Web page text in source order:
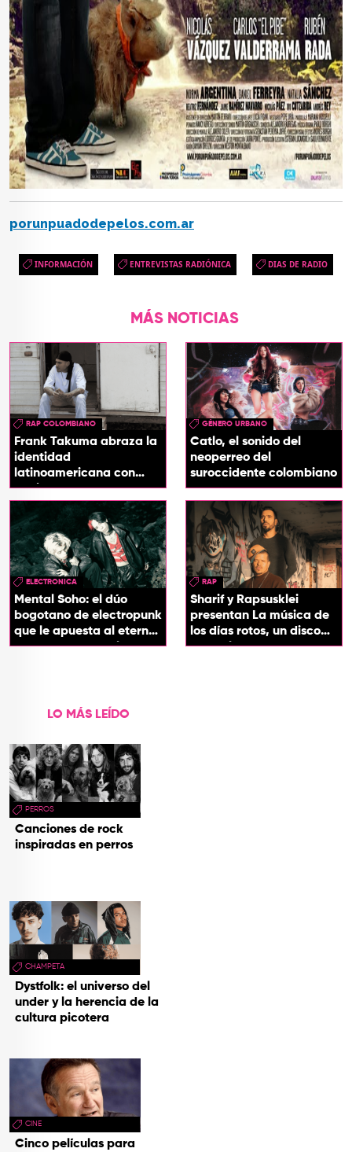
porunpuadodepelos.com.ar
INFORMACIÓN ENTREVISTAS RADIÓNICA DIAS DE RADIO
MÁS NOTICIAS
RAP COLOMBIANO
Frank Takuma abraza la
identidad
latinoamericana con
'InDios'
GÉNERO URBANO
Catlo, el sonido del
neoperreo del
suroccidente colombiano
ELECTRONICA
Mental Soho: el dúo
bogotano de electropunk
que le apuesta al eterno
presente con su álbum
RAP
Sharif y Rapsusklei
presentan La música de
los días rotos, un disco
que salda una promesa
LO MÁS LEÍDO
PERROS
Canciones de rock
inspiradas en perros
CHAMPETA
Dystfolk: el universo del
under y la herencia de la
cultura picotera
CINE
Cinco películas para